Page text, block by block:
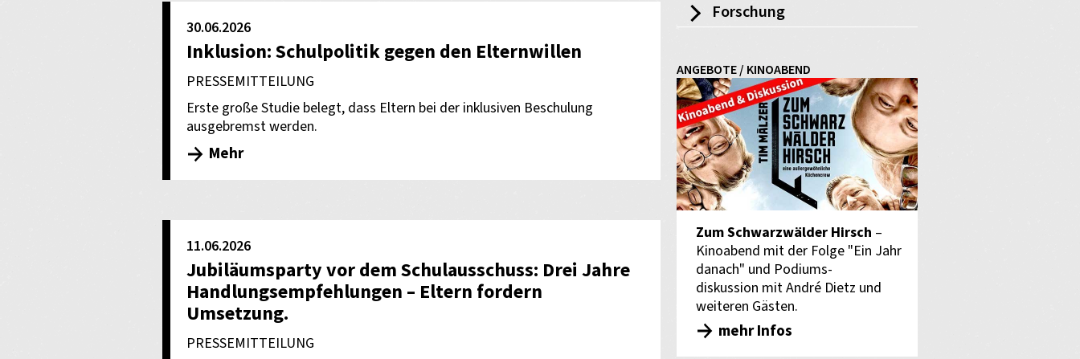
30.06.2026
Inklusion: Schulpolitik gegen den Elternwillen
PRESSEMITTEILUNG
Erste große Studie belegt, dass Eltern bei der inklusiven Beschulung
ausgebremst werden.
Mehr
11.06.2026
Jubiläumsparty vor dem Schulausschuss: Drei Jahre
Handlungsempfehlungen – Eltern fordern
Umsetzung.
PRESSEMITTEILUNG
Forschung
ANGEBOTE / KINOABEND
Zum Schwarzwälder Hirsch –
Kinoabend mit der Folge "Ein Jahr
danach" und Podiums-
diskussion mit André Dietz und
weiteren Gästen.
mehr Infos